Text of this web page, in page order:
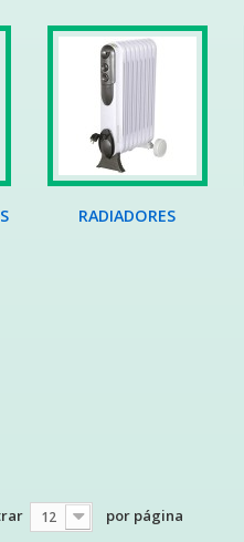
RADIADORES
12 por página